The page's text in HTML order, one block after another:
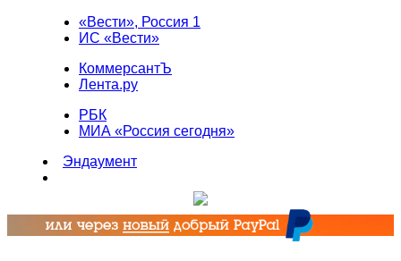
«Вести», Россия 1
ИС «Вести»
КоммерсантЪ
Лента.ру
РБК
МИА «Россия сегодня»
Эндаумент